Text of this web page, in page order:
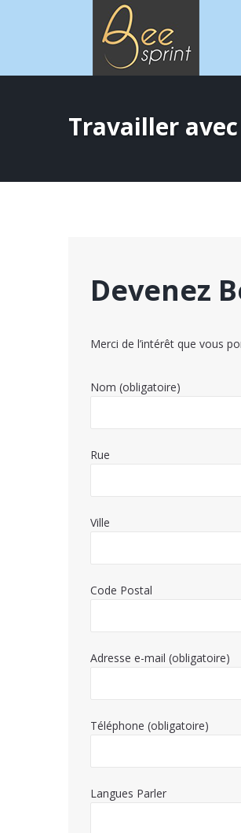
Travailler
Devenez
Merci de l’intérêt que vous
Nom (obligatoire)
Rue
Ville
Code Postal
Adresse e-mail (obligatoire)
Téléphone (obligatoire)
Langues Parler